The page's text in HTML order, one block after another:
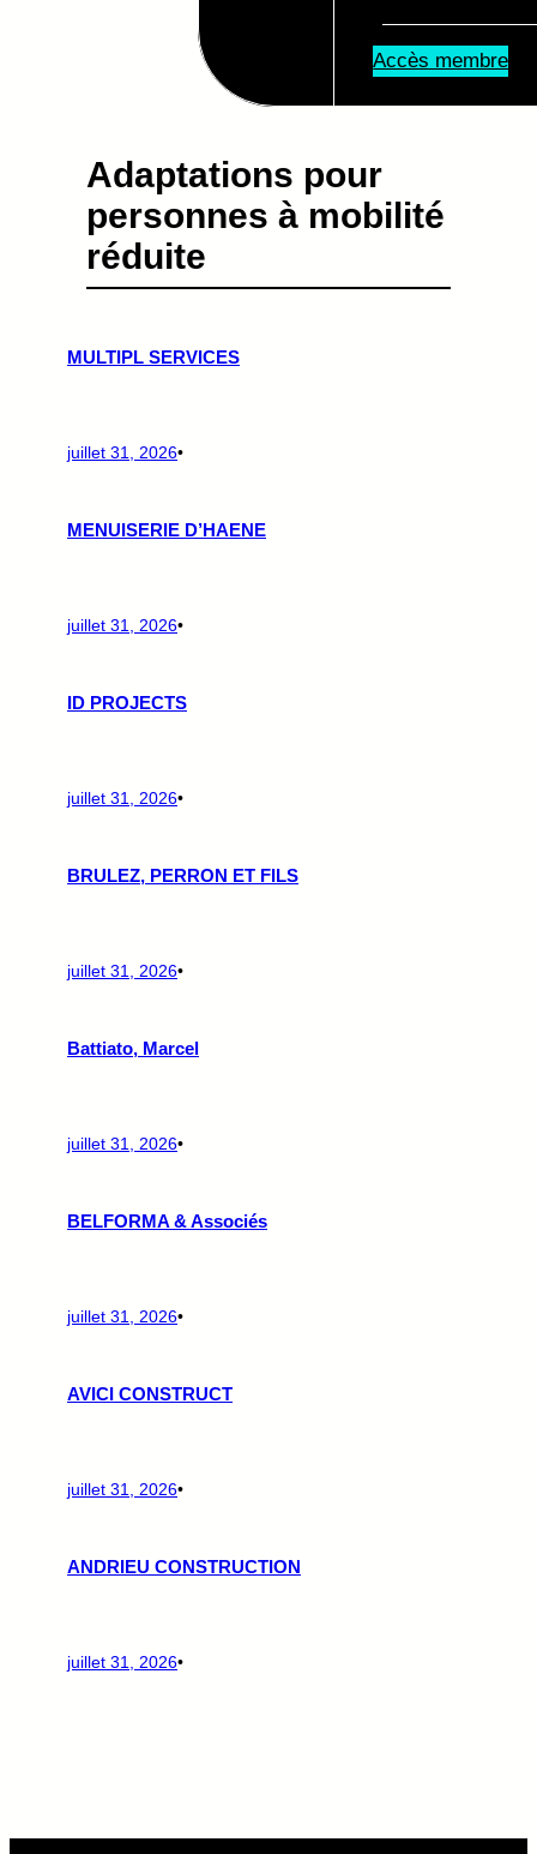
Accès membre
Adaptations pour
personnes à mobilité
réduite
MULTIPL SERVICES
juillet 31, 2026•
MENUISERIE D’HAENE
juillet 31, 2026•
ID PROJECTS
juillet 31, 2026•
BRULEZ, PERRON ET FILS
juillet 31, 2026•
Battiato, Marcel
juillet 31, 2026•
BELFORMA & Associés
juillet 31, 2026•
AVICI CONSTRUCT
juillet 31, 2026•
ANDRIEU CONSTRUCTION
juillet 31, 2026•